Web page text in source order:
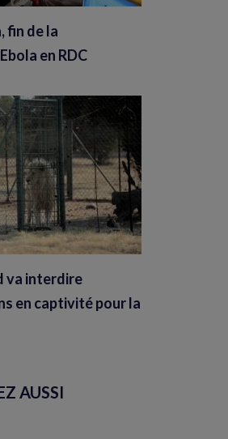
fin de la
en RDC
va interdire
en captivité pour la
AUSSI